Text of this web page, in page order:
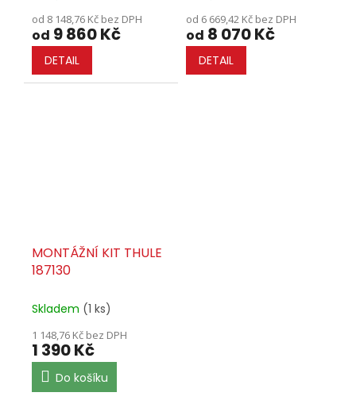
od 8 148,76 Kč bez DPH
od 9 860 Kč
DETAIL
od 6 669,42 Kč bez DPH
od 8 070 Kč
DETAIL
MONTÁŽNÍ KIT THULE
187130
Skladem (1 ks)
1 148,76 Kč bez DPH
1 390 Kč
Do košíku